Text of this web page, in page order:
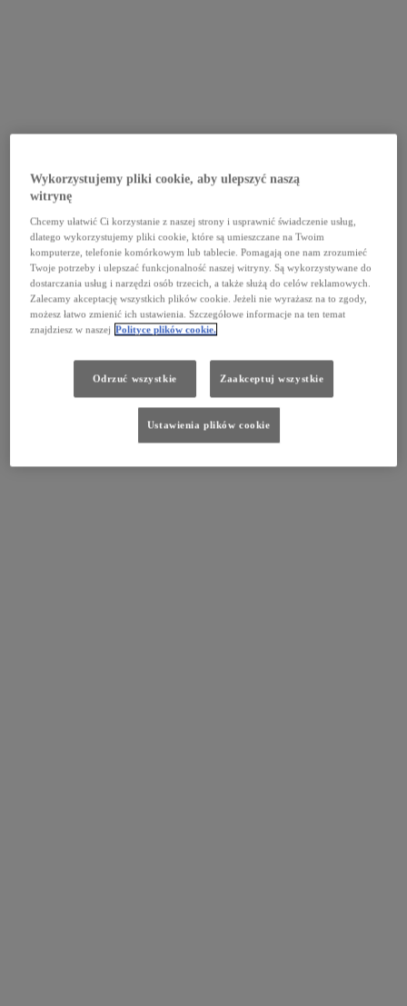
Wykorzystujemy pliki cookie, aby ulepszyć naszą
witrynę
Chcemy ułatwić Ci korzystanie z naszej strony i usprawnić świadczenie usług,
dlatego wykorzystujemy pliki cookie, które są umieszczane na Twoim
komputerze, telefonie komórkowym lub tablecie. Pomagają one nam zrozumieć
Twoje potrzeby i ulepszać funkcjonalność naszej witryny. Są wykorzystywane do
dostarczania usług i narzędzi osób trzecich, a także służą do celów reklamowych.
Zalecamy akceptację wszystkich plików cookie. Jeżeli nie wyrażasz na to zgody,
możesz łatwo zmienić ich ustawienia. Szczegółowe informacje na ten temat
znajdziesz w naszej Polityce plików cookie.
Odrzuć wszystkie Zaakceptuj wszystkie
Ustawienia plików cookie